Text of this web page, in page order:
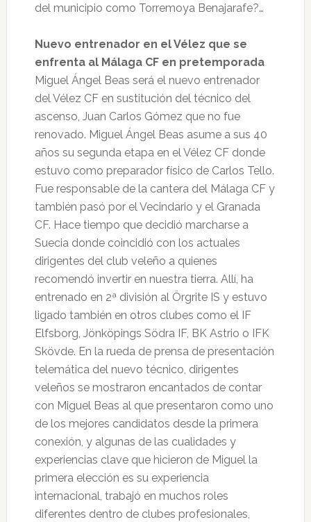
del municipio como Torremoya Benajarafe?…
Nuevo entrenador en el Vélez que se
enfrenta al Málaga CF en pretemporada
Miguel Ángel Beas será el nuevo entrenador
del Vélez CF en sustitución del técnico del
ascenso, Juan Carlos Gómez que no fue
renovado. Miguel Ángel Beas asume a sus 40
años su segunda etapa en el Vélez CF donde
estuvo como preparador físico de Carlos Tello.
Fue responsable de la cantera del Málaga CF y
también pasó por el Vecindario y el Granada
CF. Hace tiempo que decidió marcharse a
Suecia donde coincidió con los actuales
dirigentes del club veleño a quienes
recomendó invertir en nuestra tierra. Allí, ha
entrenado en 2ª división al Örgrite IS y estuvo
ligado también en otros clubes como el IF
Elfsborg, Jönköpings Södra IF, BK Astrio o IFK
Skövde. En la rueda de prensa de presentación
telemática del nuevo técnico, dirigentes
veleños se mostraron encantados de contar
con Miguel Beas al que presentaron como uno
de los mejores candidatos desde la primera
conexión, y algunas de las cualidades y
experiencias clave que hicieron de Miguel la
primera elección es su experiencia
internacional, trabajó en muchos roles
diferentes dentro de clubes profesionales,